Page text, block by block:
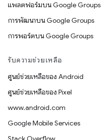
แพลตฟอร์มบน Google Groups
การพัฒนาบน Google Groups
การพอร์ตบน Google Groups
รับความช่วยเหลือ
ศูนย์ช่วยเหลือของ Android
ศูนย์ช่วยเหลือของ Pixel
www.android.com
Google Mobile Services